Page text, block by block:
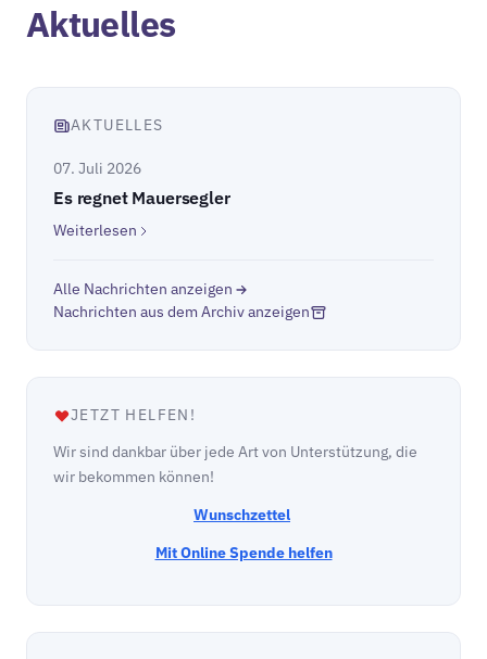
Aktuelles
AKTUELLES
07. Juli 2026
Es regnet Mauersegler
Weiterlesen
Alle Nachrichten anzeigen
Nachrichten aus dem Archiv anzeigen
JETZT HELFEN!
Wir sind dankbar über jede Art von Unterstützung, die
wir bekommen können!
Wunschzettel
Mit Online Spende helfen